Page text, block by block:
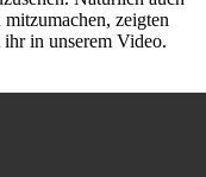
zeigten
in unserem Video.